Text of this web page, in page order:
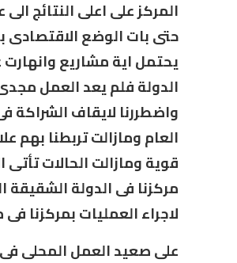
حتى بات الوضع الاقتصادى
يحتمل اية مشاريع
الدولة فلم يعد العمل
واضطررنا لايقاف
العام ومازالت تربطنا بهم
قوية ومازالت الحالات تأتى
مركزنا فى الدولة الشقيقة
لاجراء العمليات بمركزنا
على صعيد العمل المحلى فى